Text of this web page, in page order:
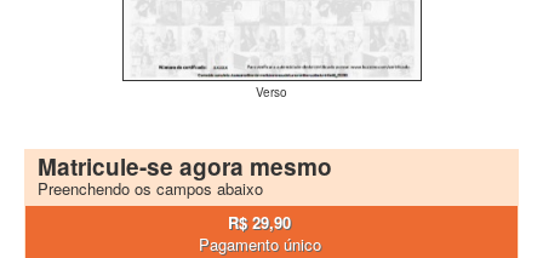
Verso
Matricule-se agora mesmo
Preenchendo os campos abaixo
R$ 29,90
Pagamento único